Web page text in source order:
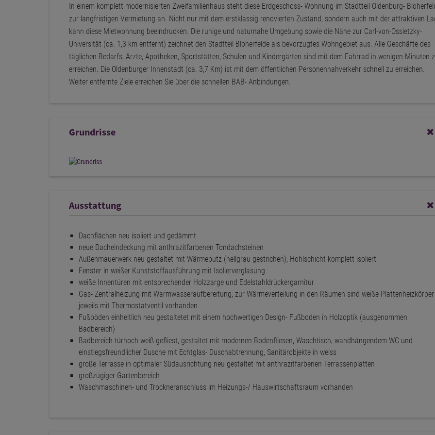
In einem komplett modernisierten Zweifamilienhaus steht diese Erdgeschoss- Wohnung im Stadtteil Oldenburg-
zur langfristigen Vermietung an. Nicht nur mit dem erstklassig renovierten Zustand, sondern auch mit der attraktiven
kann diese Mietwohnung beeindrucken. Die ruhige und naturnahe Umgebung sowie die Nähe zur Carl-von-Ossietzky-
Universität (ca. 1,3 km entfernt) zeichnet den Stadtteil Bloherfelde als bevorzugtes Wohngebiet aus. Alle Geschäfte des
täglichen Bedarfs, Ärzte, Apotheken, Sportstätten, Schulen und Kindergärten sind mit dem Fahrrad in wenigen Minuten
erreichen. Die Oldenburger Innenstadt (ca. 3,7 Km) ist mit dem öffentlichen Personennahverkehr schnell zu erreichen.
Weiter entfernte Ziele erreichen Sie über die schnellen BAB- Anbindungen.
Grundrisse
Ausstattung
Dachflächen neu isoliert und gedämmt
neue Dacheindeckung mit anthrazitfarbenen Tondachsteinen
Außenmauerwerk neu gestaltet mit Wärmeputz (hellgrau gestrichen); Hohlschicht komplett isoliert
Fenster in weißer Kunststoffausführung mit Isolierverglasung
weiße Innentüren mit entsprechender Holzzarge und Edelstahldrückergarnitur
Gas- Zentralheizung mit Warmwasseraufbereitung; zur Wärmeverteilung in den Räumen sind weiße Plattenheizkörper
jeweils mit Thermostatventil vorhanden
Fußböden einheitlich neu gestaltetet mit einem hochwertigen Design- Fußboden in Holzoptik (ausgenommen
Badbereich)
Badbereich türhoch weiß gefliest, gestaltet mit modernen Bodenfliesen, Waschtisch, wandhängendem WC und
einstiegsfreundlicher Dusche mit Echtglas- Duschabtrennung, Sanitärobjekte in weiss
große Terrasse in optimaler Südausrichtung neu gestaltet mit anthrazitfarbenen Terrassenplatten
großzügiger Gartenbereich
Waschmaschinen- und Trockneranschluss im Heizungs-/ Hauswirtschaftsraum vorhanden